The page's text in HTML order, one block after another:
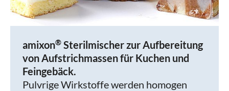
amixon® Sterilmischer zur Aufbereitung
von Aufstrichmassen für Kuchen und
Feingebäck.
Pulvrige Wirkstoffe werden homogen